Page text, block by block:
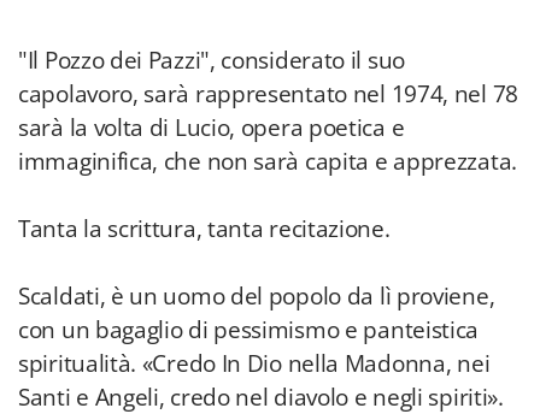
"Il Pozzo dei Pazzi", considerato il suo
capolavoro, sarà rappresentato nel 1974, nel 78
sarà la volta di Lucio, opera poetica e
immaginifica, che non sarà capita e apprezzata.
Tanta la scrittura, tanta recitazione.
Scaldati, è un uomo del popolo da lì proviene,
con un bagaglio di pessimismo e panteistica
spiritualità. «Credo In Dio nella Madonna, nei
Santi e Angeli, credo nel diavolo e negli spiriti».